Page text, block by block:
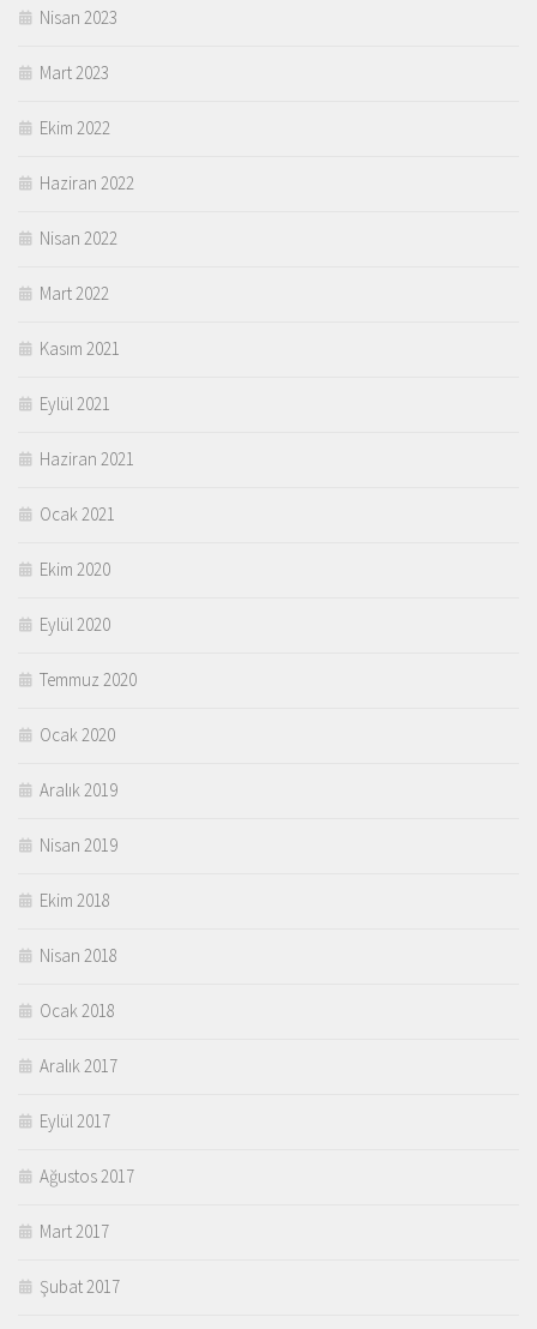
Nisan 2023
Mart 2023
Ekim 2022
Haziran 2022
Nisan 2022
Mart 2022
Kasım 2021
Eylül 2021
Haziran 2021
Ocak 2021
Ekim 2020
Eylül 2020
Temmuz 2020
Ocak 2020
Aralık 2019
Nisan 2019
Ekim 2018
Nisan 2018
Ocak 2018
Aralık 2017
Eylül 2017
Ağustos 2017
Mart 2017
Şubat 2017